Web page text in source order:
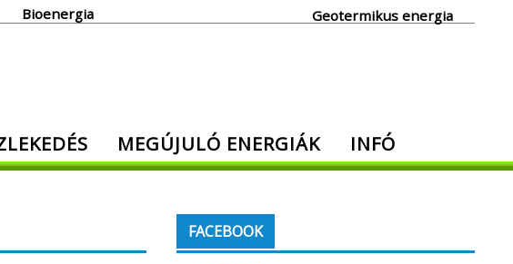
Bioenergia Geotermikus energia
MEGÚJULÓ ENERGIÁK INFÓ
FACEBOOK